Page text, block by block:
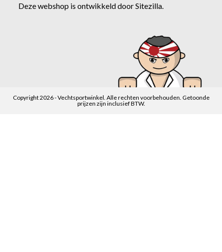
Deze webshop is ontwikkeld doorSitezilla.
Copyright 2026 - Vechtsportwinkel. Alle rechten voorbehouden. Getoonde
prijzen zijn inclusief BTW.